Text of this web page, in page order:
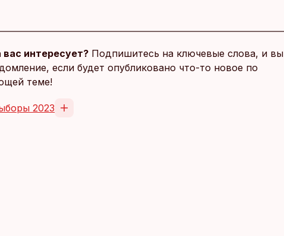
интересует? Подпишитесь на ключевые слова, и вы
если будет опубликовано что-то новое по
теме!
2023